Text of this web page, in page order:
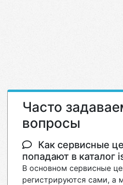
Часто
вопросы
Как сервисные
попадают в каталог
В основном сервисные
регистрируются сами, а